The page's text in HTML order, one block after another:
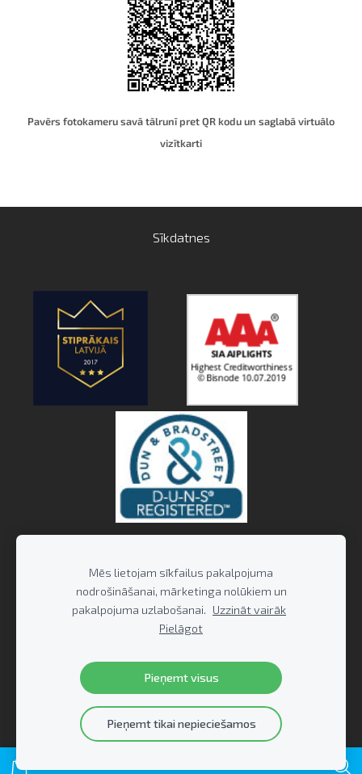
Pavērs fotokameru savā tālrunī pret QR kodu un saglabā virtuālo
vizītkarti
Sīkdatnes
Mēs lietojam sīkfailus pakalpojuma
nodrošināšanai, mārketinga nolūkiem un
pakalpojuma uzlabošanai. Uzzināt vairāk
Pielāgot
Pieņemt visus
Pieņemt tikai nepieciešamos